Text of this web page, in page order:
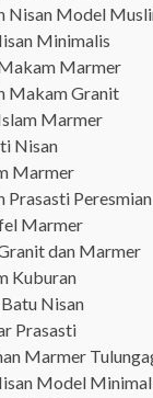
Nisan Model
Minimalis
Marmer
Makam Granit
Marmer
Nisan
Marmer
Prasasti Peresmian
Marmer
dan Marmer
Kuburan
Nisan
Prasasti
Marmer
Model